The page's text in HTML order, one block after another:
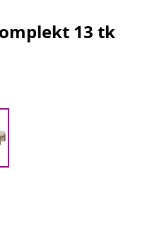
13 tk